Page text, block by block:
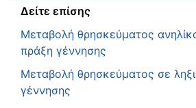
Δείτε επίσης
Μεταβολή θρησκεύματος
πράξη γέννησης
Μεταβολή θρησκεύματος σε
γέννησης